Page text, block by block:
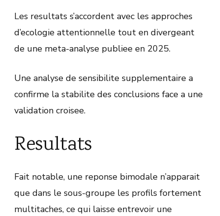
Les resultats s’accordent avec les approches
d’ecologie attentionnelle tout en divergeant
de une meta-analyse publiee en 2025.
Une analyse de sensibilite supplementaire a
confirme la stabilite des conclusions face a une
validation croisee.
Resultats
Fait notable, une reponse bimodale n’apparait
que dans le sous-groupe les profils fortement
multitaches, ce qui laisse entrevoir une